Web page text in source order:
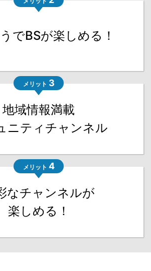
でBSが楽しめる！
メリット 3
地域情報満載
ニティチャンネル
メリット 4
なチャンネルが
楽しめる！